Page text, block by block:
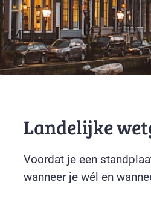
Landelijke
Voordat je een
wanneer je wél en